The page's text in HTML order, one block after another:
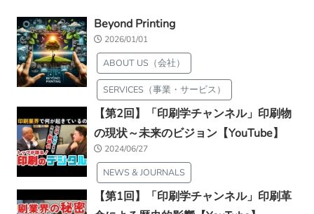
Beyond Printing
2026/01/01
ABOUT US（会社）
SERVICES（事業・サービス）
【第2回】「印刷学チャンネル」印刷物
の現状～未来のビジョン【YouTube】
2024/06/27
NEWS & JOURNALS
【第1回】「印刷学チャンネル」印刷革